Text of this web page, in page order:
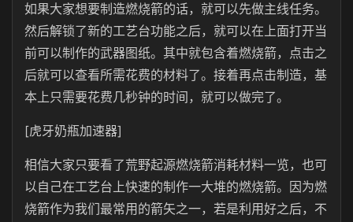
如果大家想要制造燃烧箭的话，就可以先做主线任务。
然后解锁了新的工艺台功能之后，就可以在上面打开当
前可以制作的武器图纸。其中就包含着燃烧箭，点击之
后就可以查看所需花费的材料了。接着再点击制造，基
本上只需要花费几秒钟的时间，就可以做完了。
[虎牙奶瓶加速器]
相信大家只要看了荒野起源燃烧箭消耗材料一览，也可
以自己在工艺台上快速的制作一大堆的燃烧箭。因为燃
烧箭作为我们最常用的箭矢之一，若是利用好之后，不